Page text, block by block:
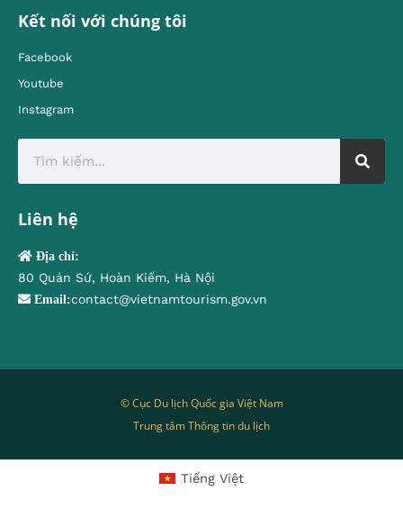
Kết nối với chúng tôi
Facebook
Youtube
Instagram
Liên hệ
Địa chỉ:
80 Quán Sứ, Hoàn Kiếm, Hà Nội
Email:contact@vietnamtourism.gov.vn
© Cục Du lịch Quốc gia Việt Nam
Trung tâm Thông tin du lịch
Tiếng Việt